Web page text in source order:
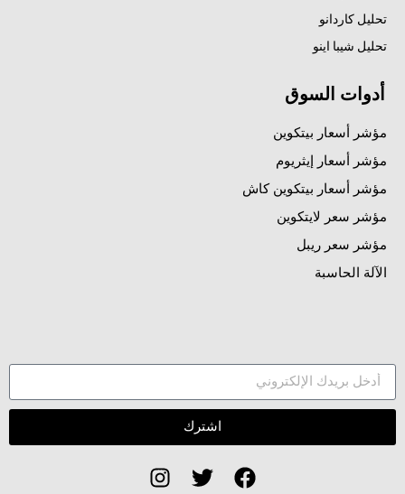
تحليل كاردانو
تحليل شيبا اينو
أدوات السوق
مؤشر أسعار بيتكوين
مؤشر أسعار إيثريوم
مؤشر أسعار بيتكوين كاش
مؤشر سعر لايتكوين
مؤشر سعر ريبل
الآلة الحاسبة
اشترك